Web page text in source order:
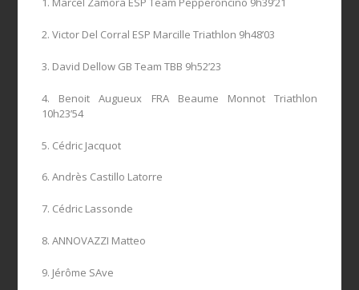
2. Victor Del Corral ESP Marcille Triathlon 9h48’03
3. David Dellow GB Team TBB 9h52’23
4. Benoit Augueux FRA Beaume Monnot Triathlon
10h23’54
5. Cédric Jacquot
6. Andrès Castillo Latorre
7. Cédric Lassonde
8. ANNOVAZZI Matteo
9. Jérôme SAve